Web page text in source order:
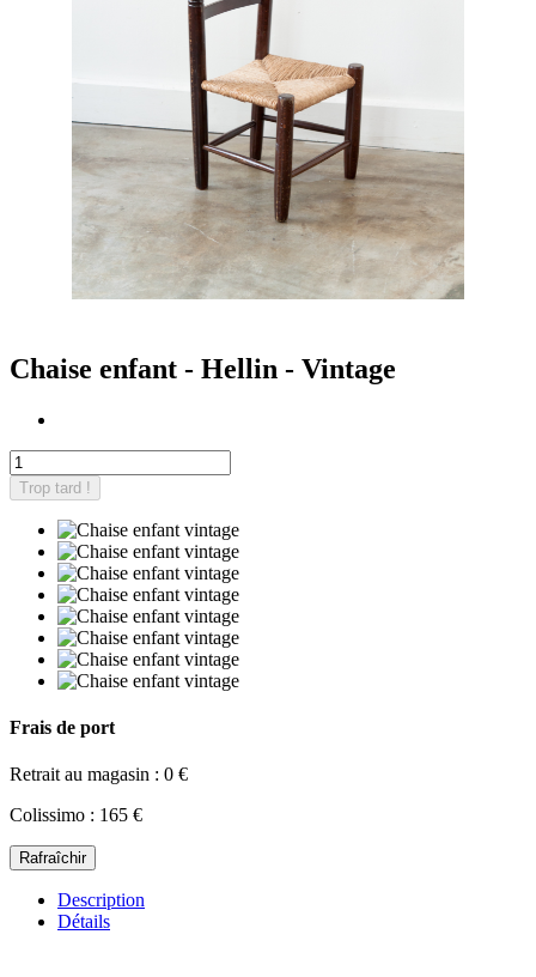
Chaise enfant - Hellin - Vintage
Trop tard !
Frais de port
Retrait au magasin : 0 €
Colissimo : 165 €
Description
Détails